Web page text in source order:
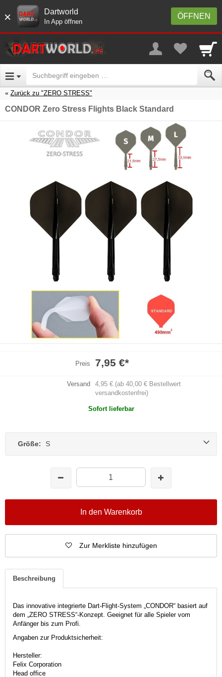
× ÖFFNEN
Dartworld
In App öffnen
Zurück zu "ZERO STRESS"
CONDOR Zero Stress Flights Black Standard
Preis 7,95 €*
Versand
4,95 € (ab 40,00 € Bestellwert
versandkostenfrei)
Sofort lieferbar
Größe: S
In den Warenkorb
Zur Merkliste hinzufügen
Beschreibung
Das innovative integrierte Dart-Flight-System „CONDOR“ basiert auf
dem „ZERO STRESS“-Konzept. Geeignet für alle Spieler vom
Anfänger bis zum Profi.
Angaben zur Produktsicherheit:
Hersteller:
Felix Corporation
Head office